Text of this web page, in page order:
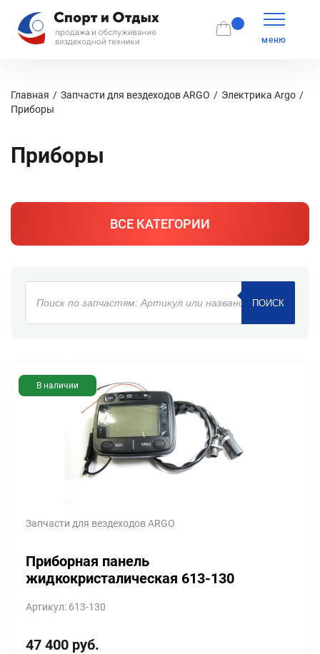
меню
Главная Запчасти для вездеходов ARGO
Электрика Argo
Приборы
Приборы
ВСЕ КАТЕГОРИИ
Поиск
товаров
ПОИСК
В наличии
Запчасти для вездеходов ARGO
Приборная панель
жидкокристалическая 613-130
Артикул: 613-130
47 400 руб.